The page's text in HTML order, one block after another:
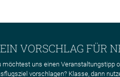
VORSCHLAG FÜR
möchtest uns einen Veranstaltungstipp
vorschlagen? Klasse, dann